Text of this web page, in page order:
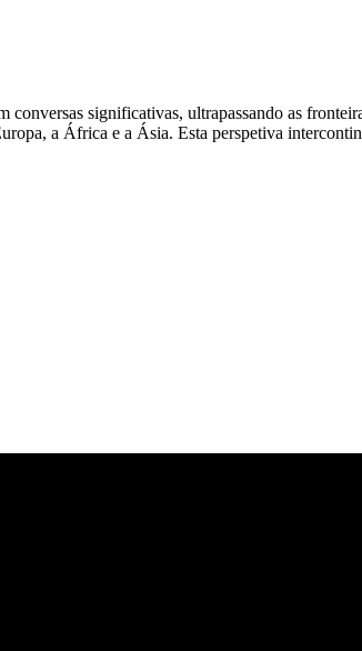
significativas, ultrapassando as
a África e a Ásia. Esta perspetiva